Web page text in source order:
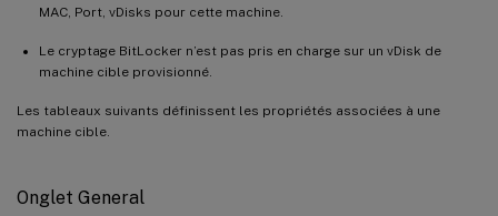
MAC, Port, vDisks pour cette machine.
Le cryptage BitLocker n’est pas pris en charge sur un vDisk de
machine cible provisionné.
Les tableaux suivants définissent les propriétés associées à une
machine cible.
Onglet General